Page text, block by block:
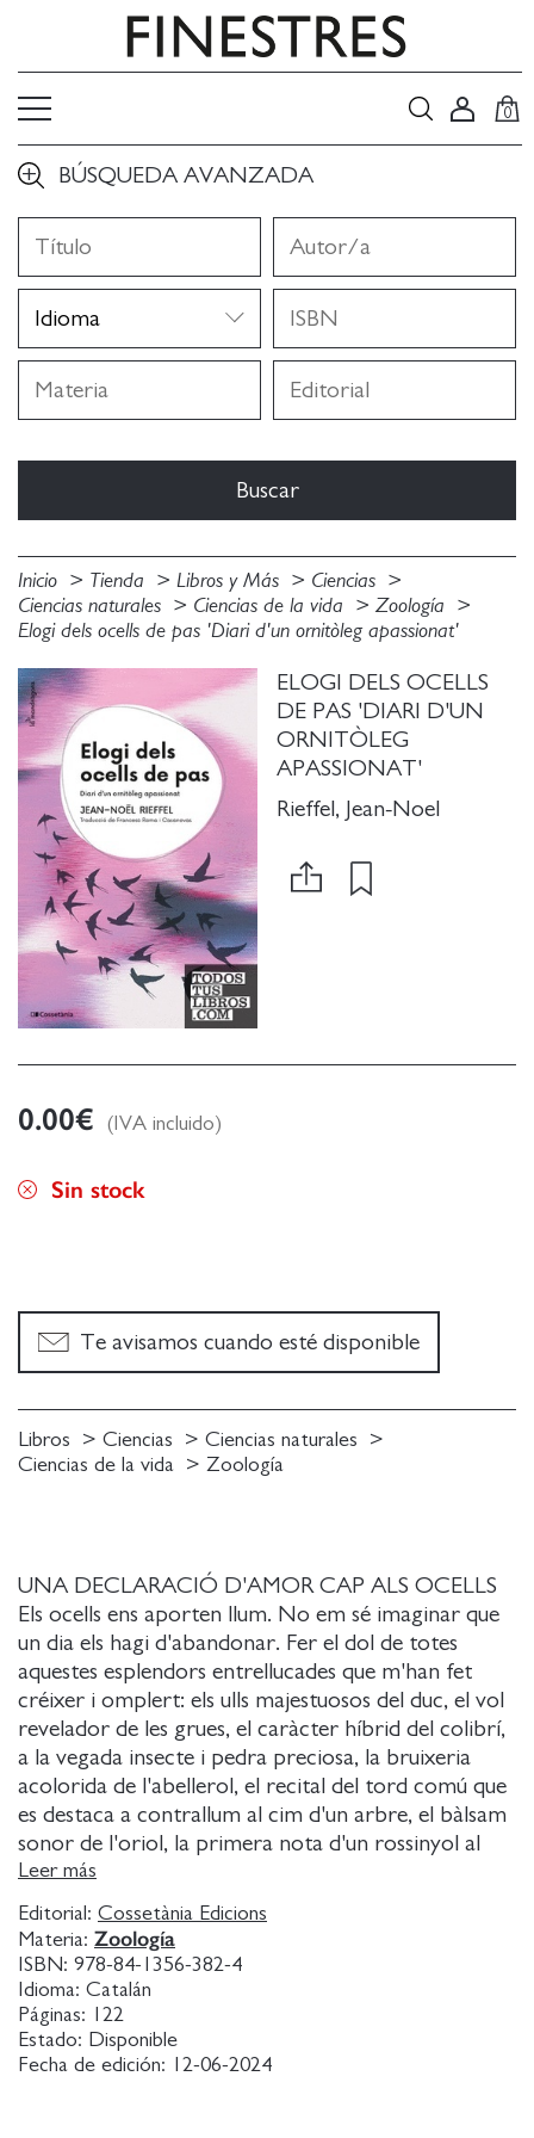
0
BÚSQUEDA AVANZADA
Inicio Tienda Libros y Más
Ciencias
Ciencias naturales
Ciencias de la vida
Zoología
Elogi dels ocells de pas 'Diari d'un ornitòleg apassionat'
ELOGI DELS OCELLS
DE PAS 'DIARI D'UN
ORNITÒLEG
APASSIONAT'
Rieffel, Jean-Noel
UNA DECLARACIÓ D'AMOR CAP ALS OCELLS
Els ocells ens aporten llum. No em sé imaginar que
un dia els hagi d'abandonar. Fer el dol de totes
aquestes esplendors entrellucades que m'han fet
créixer i omplert: els ulls majestuosos del duc, el vol
revelador de les grues, el caràcter híbrid del colibrí,
a la vegada insecte i pedra preciosa, la bruixeria
acolorida de l'abellerol, el recital del tord comú que
es destaca a contrallum al cim d'un arbre, el bàlsam
sonor de l'oriol, la primera nota d'un rossinyol al
mes d'abril, aquest raig de llum a través del finestró
de la cambra d'on surt el cant d'aurora del pit-roig
amb el front blanc... Comptat i debatut, la llum dels
ocells no és un esclat d'eternitat en les nostres vides?
De nen, Jean-Noël Rieffel era un somiador, com
Jacques Prévert, que contemplava la natura a través
de la seva finestra. Amb els anys, s'ha convertit en
un fanàtic dels ocells i ornitòleg aficionat. En aquest
Leer más
Editorial: Cossetània Edicions
Materia: Zoología
ISBN: 978-84-1356-382-4
Idioma: Catalán
Páginas:
122
Estado: Disponible
Fecha de edición:
12-06-2024
0.00€ (IVA incluido)
Sin stock
Te avisamos cuando esté disponible
Libros Ciencias
Ciencias naturales
Ciencias de la vida
Zoología